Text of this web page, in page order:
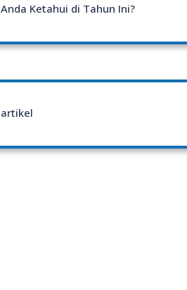
Anda Ketahui di Tahun Ini?
artikel